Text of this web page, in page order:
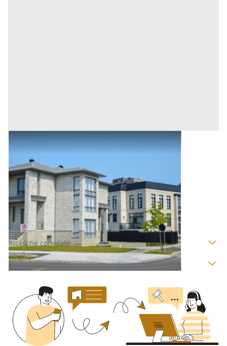
Abitazione di Tipo Civile all'asta a Orotelli
Orotelli
Asta chiusa
1 2 3
Ricerche correlate
Ricerche correlate